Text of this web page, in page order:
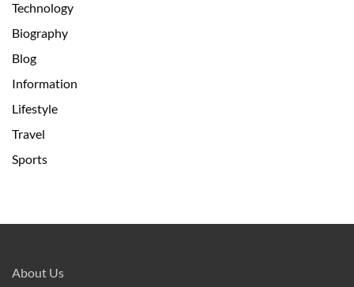
Technology
Biography
Blog
Information
Lifestyle
Travel
Sports
About Us